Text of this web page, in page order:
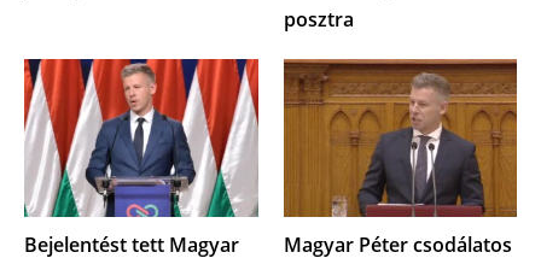
posztra
Bejelentést tett Magyar
Magyar Péter csodálatos